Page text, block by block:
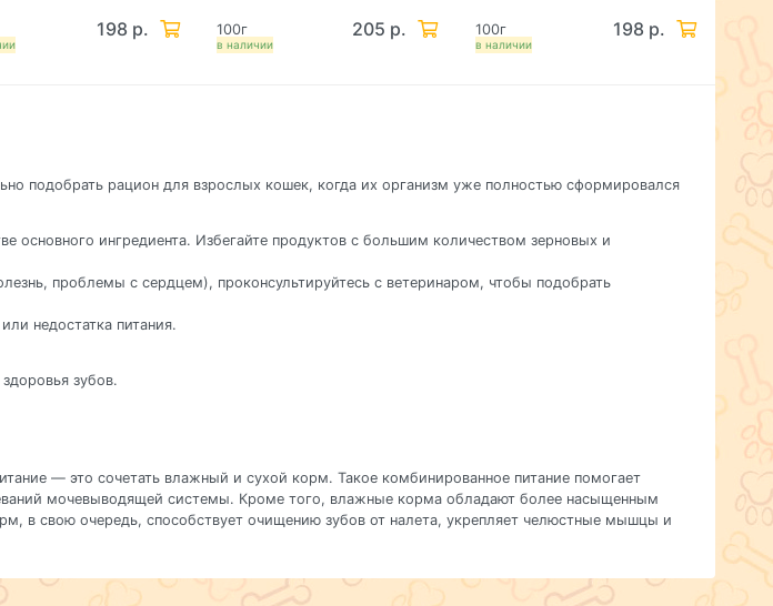
198 р.
в наличии
100г 205 р.
в наличии
100г 198 р.
подобрать рацион для взрослых кошек, когда их организм уже полностью сформировался
ингредиента. Избегайте продуктов с большим количеством зерновых и
проблемы с сердцем), проконсультируйтесь с ветеринаром, чтобы подобрать
недостатка питания.
зубов.
— это сочетать влажный и сухой корм. Такое комбинированное питание помогает
мочевыводящей системы. Кроме того, влажные корма обладают более насыщенным
в свою очередь, способствует очищению зубов от налета, укрепляет челюстные мышцы и